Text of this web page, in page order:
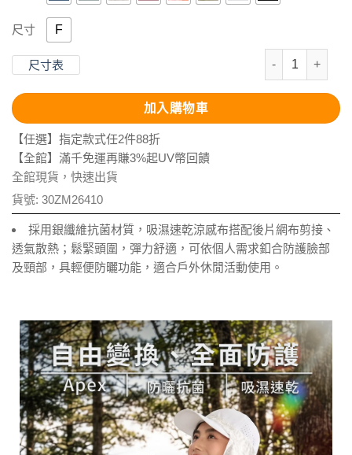
尺寸 F
尺寸表
抗UV-Apex銀
加入購物車
【任選】指定款式任2件88折
【全館】滿千免運再賺3%起UV幣回饋
全館現貨，快速出貨
貨號: 30ZM26410
採用銀纖維抗菌材質，吸濕速乾涼感布搭配後片網布剪接、
透氣散熱；鬆緊頭圍，彈力舒適，可依個人需求釦合防護臉部
及頸部，具輕便防曬功能，適合戶外休閒活動使用。